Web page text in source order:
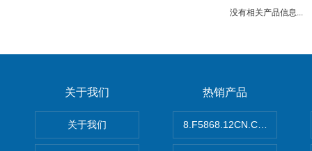
没有相关产品信息...
关于我们
关于我们
热销产品
8.F5868.12CN.C122德国